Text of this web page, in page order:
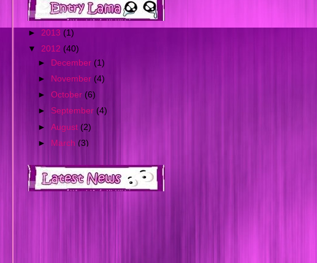
► 2013 (1)
▼ 2012 (40)
►
December (1)
►
November (4)
►October (6)
► September (4)
►August (2)
► March (3)
Tutorial upload gambar
pada entry